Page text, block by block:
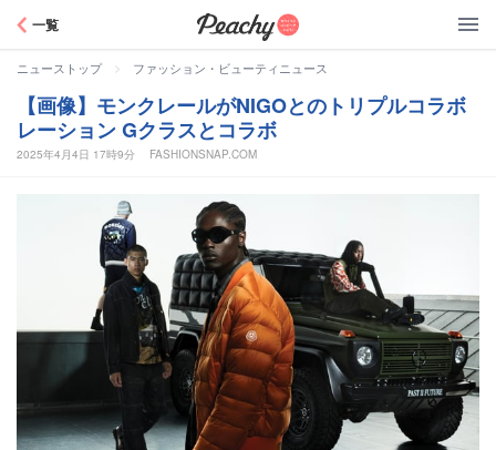
一覧
ニューストップ > ファッション・ビューティニュース
【画像】モンクレールがNIGOとのトリプルコラボ
レーション Gクラスとコラボ
2025年4月4日 17時9分 FASHIONSNAP.COM